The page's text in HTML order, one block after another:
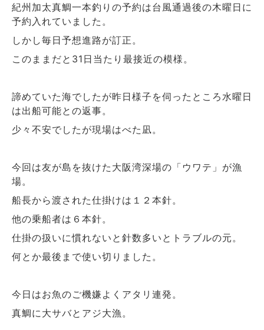
紀州加太真鯛一本釣りの予約は台風通過後の木曜日に
予約入れていました。
しかし毎日予想進路が訂正。
このままだと31日当たり最接近の模様。
諦めていた海でしたが昨日様子を伺ったところ水曜日
は出船可能との返事。
少々不安でしたが現場はべた凪。
今回は友が島を抜けた大阪湾深場の「ウワテ」が漁
場。
船長から渡された仕掛けは１２本針。
他の乗船者は６本針。
仕掛の扱いに慣れないと針数多いとトラブルの元。
何とか最後まで使い切りました。
今日はお魚のご機嫌よくアタリ連発。
真鯛に大サバとアジ大漁。